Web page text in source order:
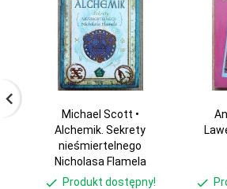
Michael Scott •
Alchemik. Sekrety
nieśmiertelnego
Nicholasa Flamela
Produkt dostępny!